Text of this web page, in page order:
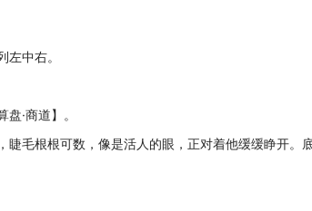
中右。
·商道】。
根根可数，像是活人的眼，正对着他缓缓睁开。